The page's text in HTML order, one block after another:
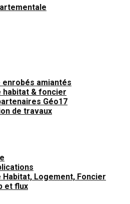
amiantés
habitat & foncier
Géo17
de travaux
Logement, Foncier
et flux